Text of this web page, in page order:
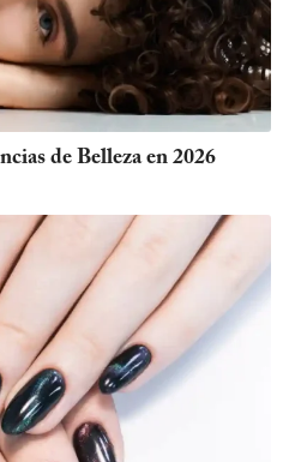
de Belleza en 2026